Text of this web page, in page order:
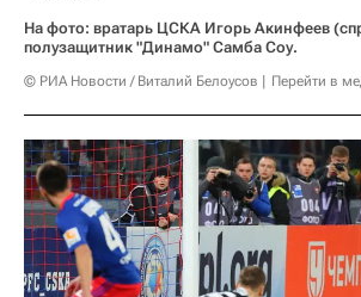
На фото: вратарь ЦСКА Игорь Акинфеев
полузащитник "Динамо" Самба Соу.
© РИА Новости / Виталий Белоусов Перейти в